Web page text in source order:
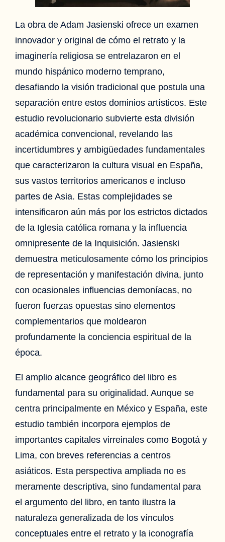
La obra de Adam Jasienski ofrece un examen
innovador y original de cómo el retrato y la
imaginería religiosa se entrelazaron en el
mundo hispánico moderno temprano,
desafiando la visión tradicional que postula una
separación entre estos dominios artísticos. Este
estudio revolucionario subvierte esta división
académica convencional, revelando las
incertidumbres y ambigüedades fundamentales
que caracterizaron la cultura visual en España,
sus vastos territorios americanos e incluso
partes de Asia. Estas complejidades se
intensificaron aún más por los estrictos dictados
de la Iglesia católica romana y la influencia
omnipresente de la Inquisición. Jasienski
demuestra meticulosamente cómo los principios
de representación y manifestación divina, junto
con ocasionales influencias demoníacas, no
fueron fuerzas opuestas sino elementos
complementarios que moldearon
profundamente la conciencia espiritual de la
época.
El amplio alcance geográfico del libro es
fundamental para su originalidad. Aunque se
centra principalmente en México y España, este
estudio también incorpora ejemplos de
importantes capitales virreinales como Bogotá y
Lima, con breves referencias a centros
asiáticos. Esta perspectiva ampliada no es
meramente descriptiva, sino fundamental para
el argumento del libro, en tanto ilustra la
naturaleza generalizada de los vínculos
conceptuales entre el retrato y la iconografía